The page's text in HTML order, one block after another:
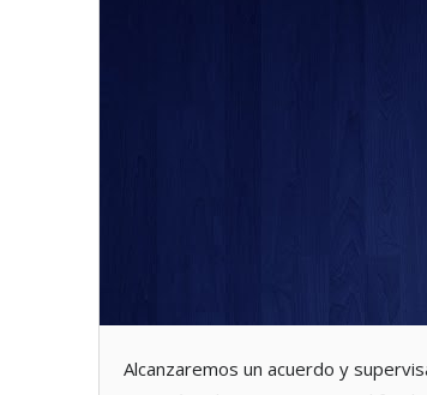
Alcanzaremos un acuerdo y